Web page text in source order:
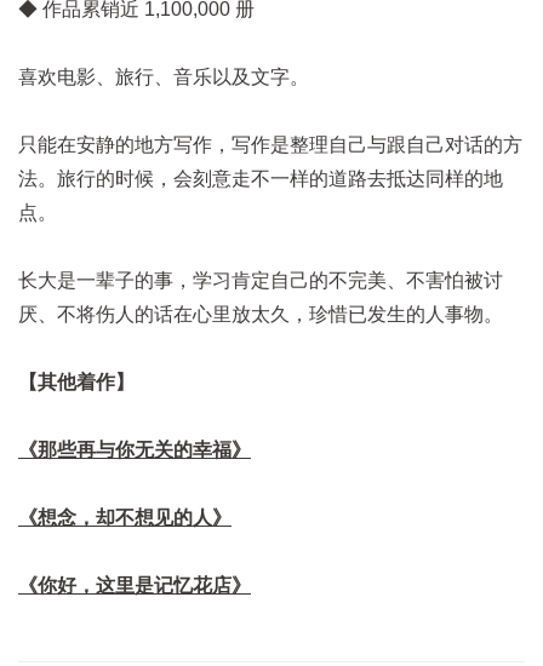
◆ 作品累销近 1,100,000 册
喜欢电影、旅行、音乐以及文字。
只能在安静的地方写作，写作是整理自己与跟自己对话的方
法。旅行的时候，会刻意走不一样的道路去抵达同样的地
点。
长大是一辈子的事，学习肯定自己的不完美、不害怕被讨
厌、不将伤人的话在心里放太久，珍惜已发生的人事物。
【其他着作】
《那些再与你无关的幸福》
《想念，却不想见的人》
《你好，这里是记忆花店》